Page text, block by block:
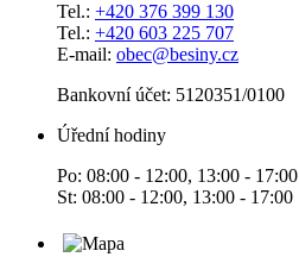
Tel.: +420 376 399 130
Tel.: +420 603 225 707
E-mail: obec@besiny.cz
Bankovní účet: 5120351/0100
Úřední hodiny
Po: 08:00 - 12:00, 13:00 - 17:00
St: 08:00 - 12:00, 13:00 - 17:00